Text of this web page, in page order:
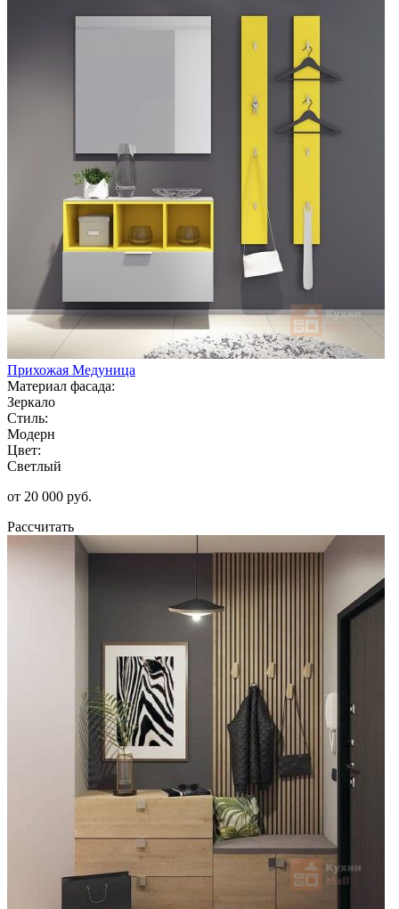
Прихожая Медуница
Материал фасада:
Зеркало
Стиль:
Модерн
Цвет:
Светлый
от 20 000 руб.
Рассчитать